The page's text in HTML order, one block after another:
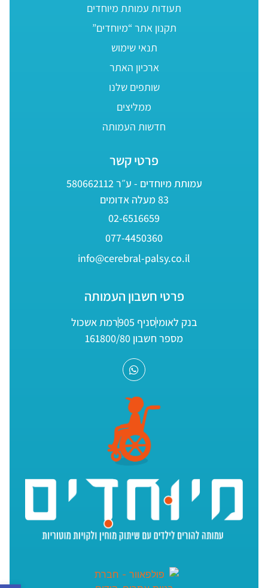
תעודות עמותת מיוחדים
תקנון אתר “מיוחדים”
תנאי שימוש
ארכיון האתר
שותפים שלנו
ממליצים
חדשות העמותה
פרטי קשר
עמותת מיוחדים - ע״ר 580662112
83 מעלה אדומים
02-6516659
077-4450360
info@cerebral-palsy.co.il
פרטי חשבון העמותה
בנק לאומיסניף 905
רמת אשכול
מספר חשבון 161800/80